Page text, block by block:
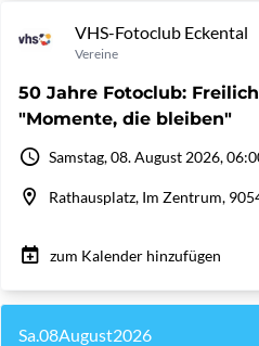
VHS-Fotoclub Eckental
Vereine
50 Jahre Fotoclub:
"Momente, die bleiben"
Samstag, 08. August 2026,
Rathausplatz, Im Zentrum,
zum Kalender hinzufügen
Sa.08August2026